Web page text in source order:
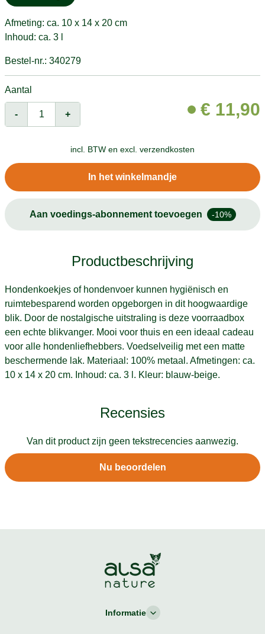
Afmeting: ca. 10 x 14 x 20 cm
Inhoud: ca. 3 l
Bestel-nr.: 340279
Aantal
- + € 11,90
incl. BTW en excl. verzendkosten
In het winkelmandje
Aan voedings-abonnement toevoegen -10%
Productbeschrijving
Hondenkoekjes of hondenvoer kunnen hygiënisch en
ruimtebesparend worden opgeborgen in dit hoogwaardige
blik. Door de nostalgische uitstraling is deze voorraadbox
een echte blikvanger. Mooi voor thuis en een ideaal cadeau
voor alle hondenliefhebbers. Voedselveilig met een matte
beschermende lak. Materiaal: 100% metaal. Afmetingen: ca.
10 x 14 x 20 cm. Inhoud: ca. 3 l. Kleur: blauw-beige.
Recensies
Van dit product zijn geen tekstrecencies aanwezig.
Nu beoordelen
Informatie